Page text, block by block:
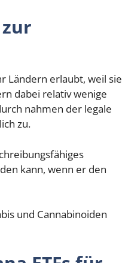
Ländern erlaubt, weil sie
dabei relativ wenige
nahmen der legale
zu.
kann, wenn er den
und Cannabinoiden